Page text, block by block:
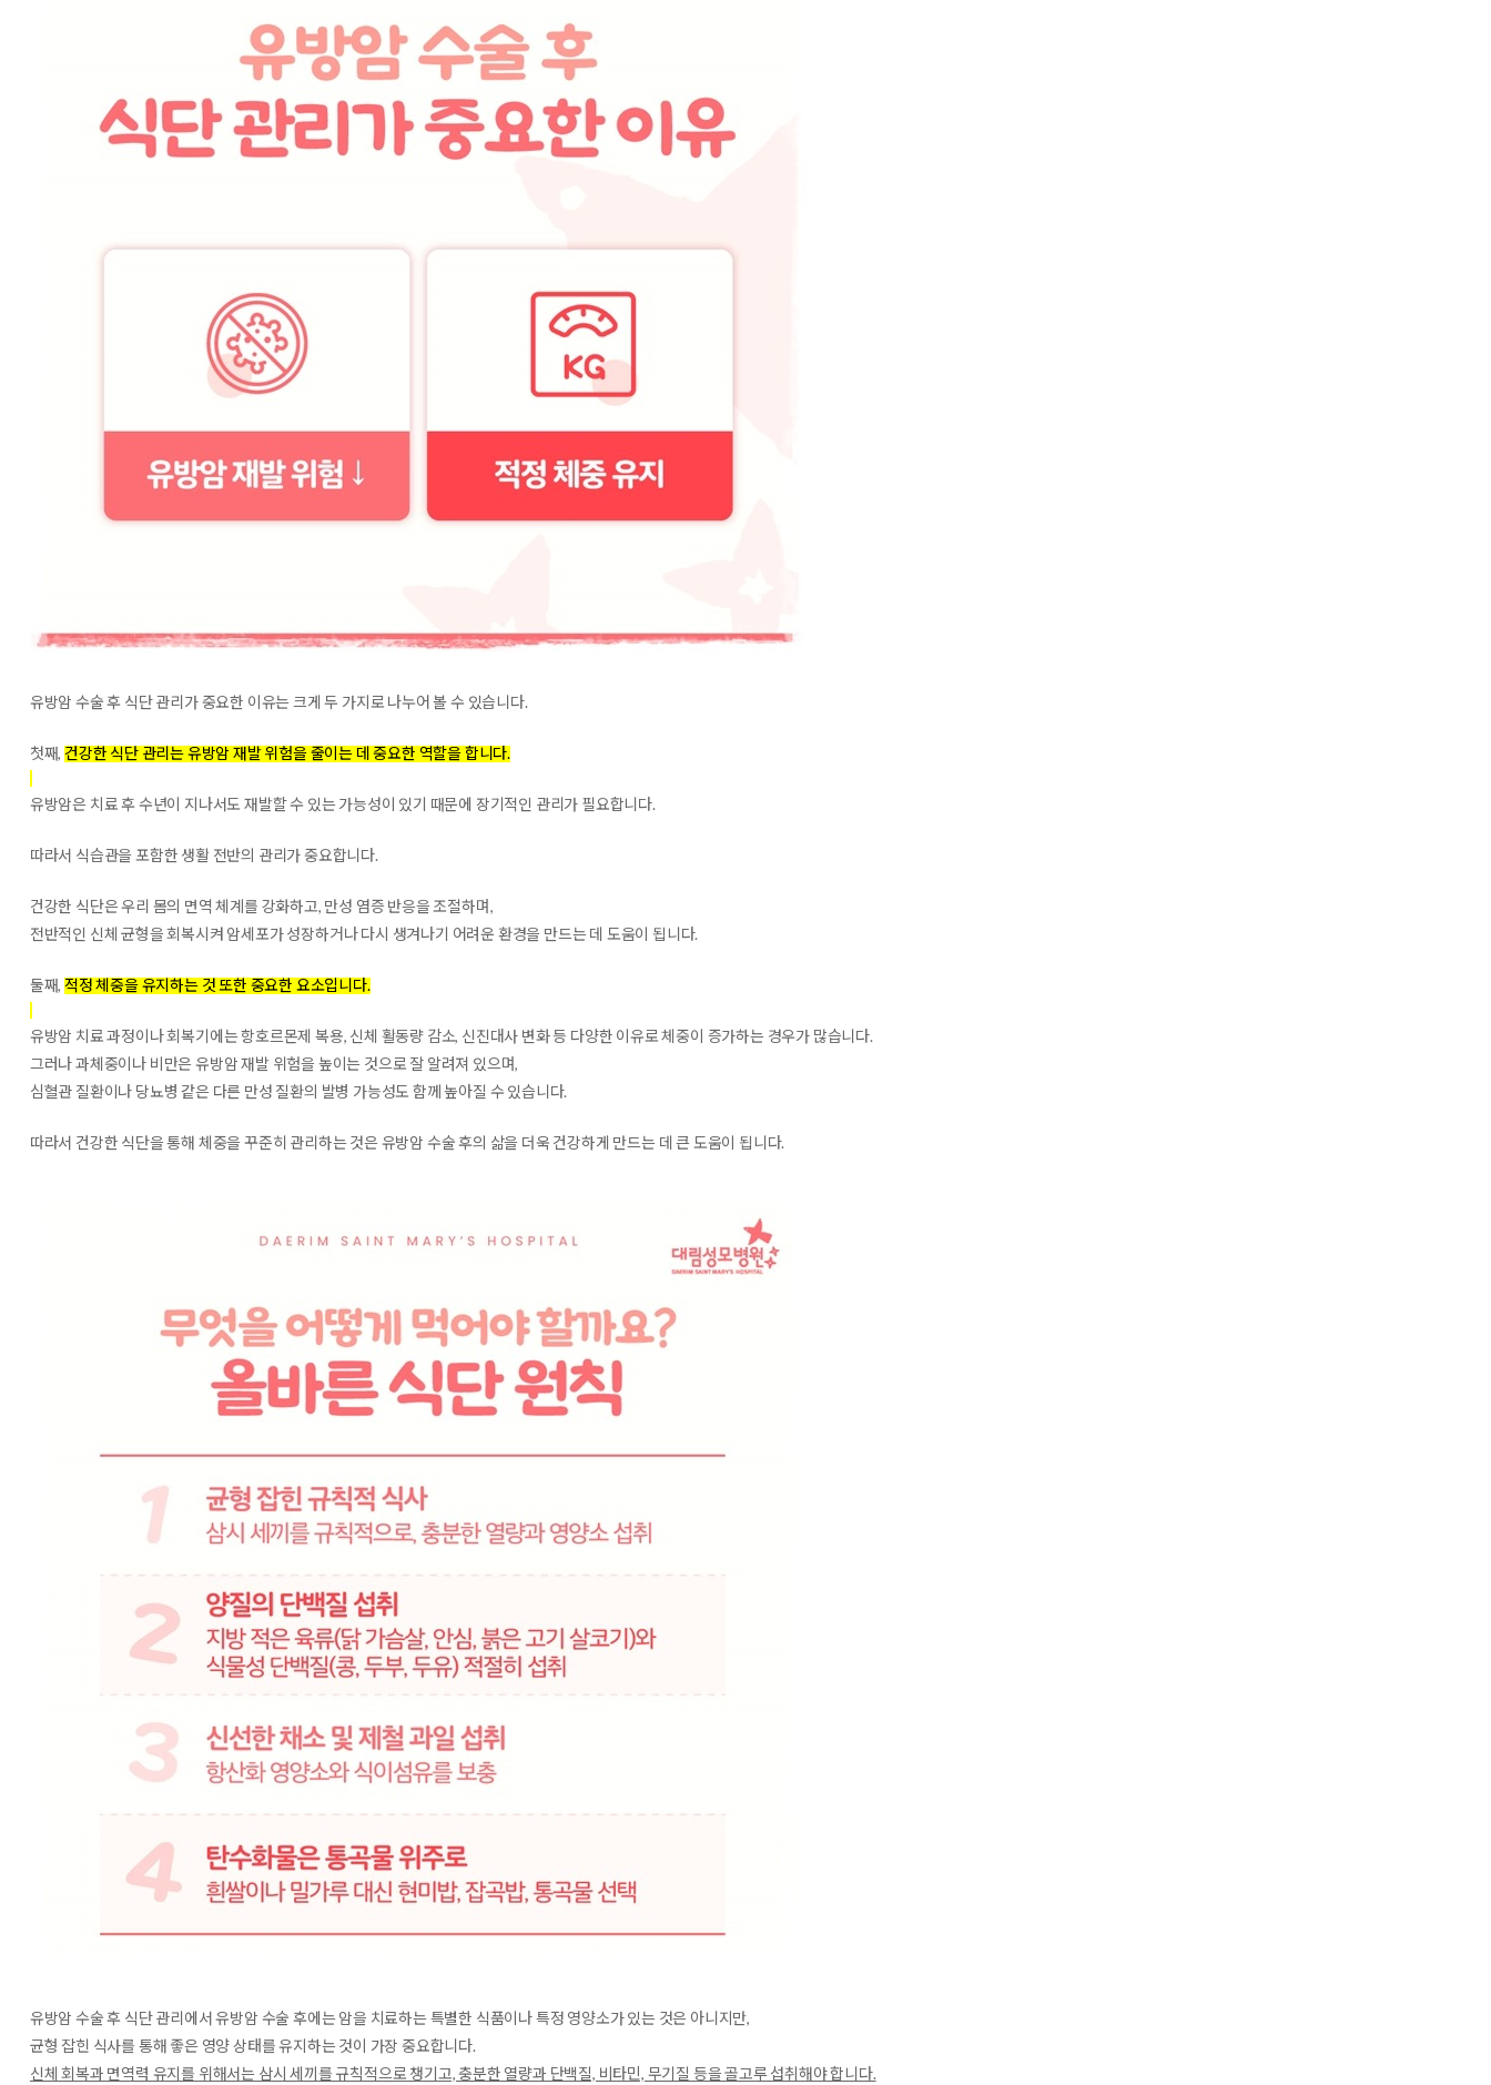
유방암 수술 후 식단 관리가 중요한 이유는 크게 두 가지로 나누어 볼 수 있습니다.
첫째, 건강한 식단 관리는 유방암 재발 위험을 줄이는 데 중요한 역할을 합니다.
유방암은 치료 후 수년이 지나서도 재발할 수 있는 가능성이 있기 때문에 장기적인 관리가 필요합니다.
따라서 식습관을 포함한 생활 전반의 관리가 중요합니다.
건강한 식단은 우리 몸의 면역 체계를 강화하고, 만성 염증 반응을 조절하며,
전반적인 신체 균형을 회복시켜 암세포가 성장하거나 다시 생겨나기 어려운 환경을 만드는 데 도움이 됩니다.
둘째, 적정 체중을 유지하는 것 또한 중요한 요소입니다.
유방암 치료 과정이나 회복기에는 항호르몬제 복용, 신체 활동량 감소, 신진대사 변화 등 다양한 이유로 체중이 증가하는 경우가 많습니다.
그러나 과체중이나 비만은 유방암 재발 위험을 높이는 것으로 잘 알려져 있으며,
심혈관 질환이나 당뇨병 같은 다른 만성 질환의 발병 가능성도 함께 높아질 수 있습니다.
따라서 건강한 식단을 통해 체중을 꾸준히 관리하는 것은 유방암 수술 후의 삶을 더욱 건강하게 만드는 데 큰 도움이 됩니다.
유방암 수술 후 식단 관리에서 유방암 수술 후에는 암을 치료하는 특별한 식품이나 특정 영양소가 있는 것은 아니지만,
균형 잡힌 식사를 통해 좋은 영양 상태를 유지하는 것이 가장 중요합니다.
신체 회복과 면역력 유지를 위해서는 삼시 세끼를 규칙적으로 챙기고, 충분한 열량과 단백질, 비타민, 무기질 등을 골고루 섭취해야 합니다.